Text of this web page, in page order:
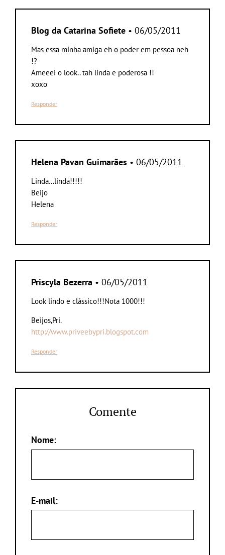
Blog da Catarina Sofiete • 06/05/2011
Mas essa minha amiga eh o poder em pessoa neh
!?
Ameeei o look.. tah linda e poderosa !!
xoxo
Responder
Helena Pavan Guimarães • 06/05/2011
Linda…linda!!!!!
Beijo
Helena
Responder
Priscyla Bezerra • 06/05/2011
Look lindo e clássico!!!Nota 1000!!!
Beijos,Pri.
http://www.priveebypri.blogspot.com
Responder
Comente
Nome:
E-mail: